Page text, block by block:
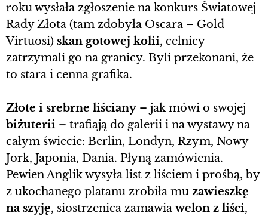
roku wysłała zgłoszenie na konkurs Światowej
Rady Złota (tam zdobyła Oscara – Gold
Virtuosi) skan gotowej kolii, celnicy
zatrzymali go na granicy. Byli przekonani, że
to stara i cenna grafika.
Złote i srebrne liściany – jak mówi o swojej
biżuterii – trafiają do galerii i na wystawy na
całym świecie: Berlin, Londyn, Rzym, Nowy
Jork, Japonia, Dania. Płyną zamówienia.
Pewien Anglik wysyła list z liściem i prośbą, by
z ukochanego platanu zrobiła mu zawieszkę
na szyję, siostrzenica zamawia welon z liści,